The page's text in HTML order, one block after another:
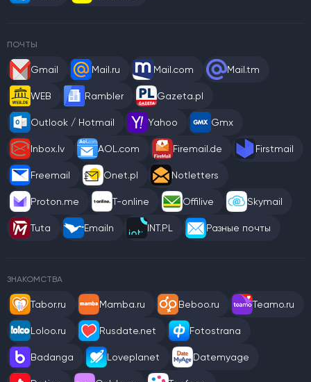
ПОЧТЫ
Gmail Mail.ru Mail.com Mail.tm
WEB Rambler Gazeta.pl
Outlook / Hotmail Yahoo Gmx
Inbox.lv AOL.com Firemail.de Firstmail
Freemail Onet.pl Notletters
Proton.me T-online Offilive Skymail
Tuta Emailn INT.PL Разные почты
ЗНАКОМСТВА
Tabor.ru Mamba.ru Beboo.ru Teamo.ru
Loloo.ru Rusdate.net Fotostrana
Badanga Loveplanet Datemyage